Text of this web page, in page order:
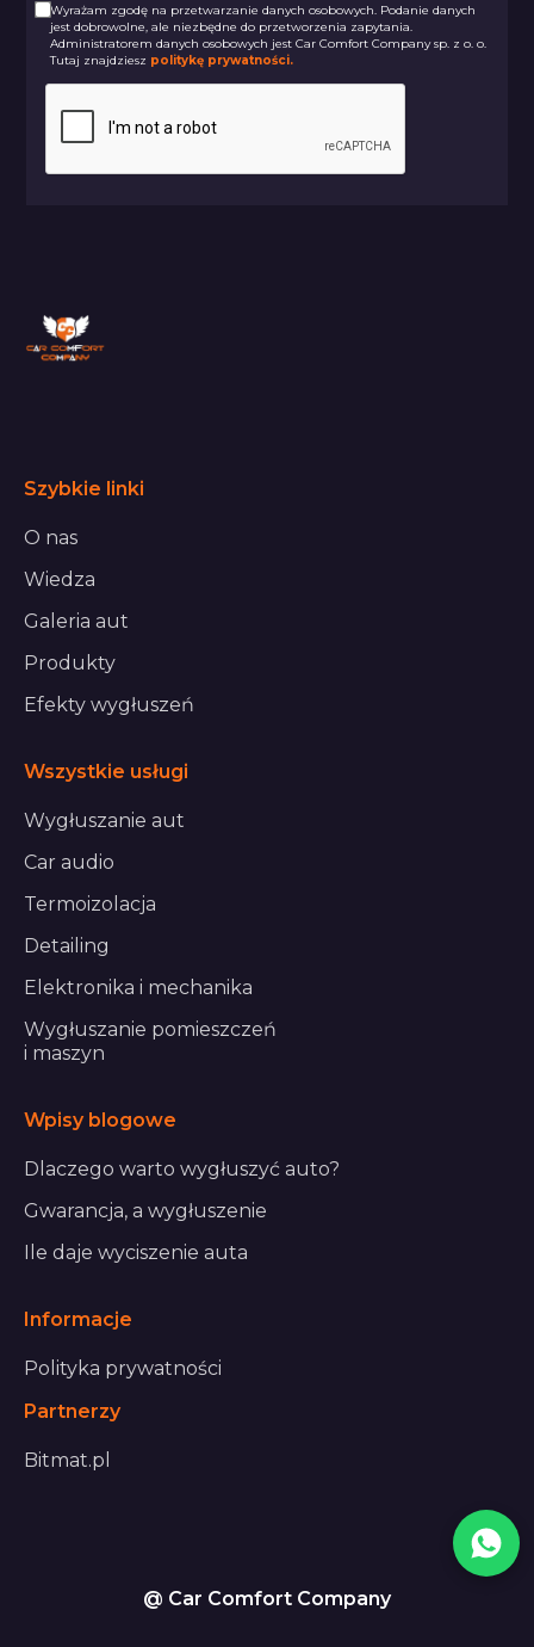
Wyrażam zgodę na przetwarzanie danych osobowych. Podanie danych
jest dobrowolne, ale niezbędne do przetworzenia zapytania.
Administratorem danych osobowych jest Car Comfort Company sp. z o. o.
Tutaj znajdziesz politykę prywatności.
Szybkie linki
O nas
Wiedza
Galeria aut
Produkty
Efekty wygłuszeń
Wszystkie usługi
Wygłuszanie aut
Car audio
Termoizolacja
Detailing
Elektronika i mechanika
Wygłuszanie pomieszczeń
i maszyn
Wpisy blogowe
Dlaczego warto wygłuszyć auto?
Gwarancja, a wygłuszenie
Ile daje wyciszenie auta
Informacje
Polityka prywatności
Partnerzy
Bitmat.pl
@ Car Comfort Company